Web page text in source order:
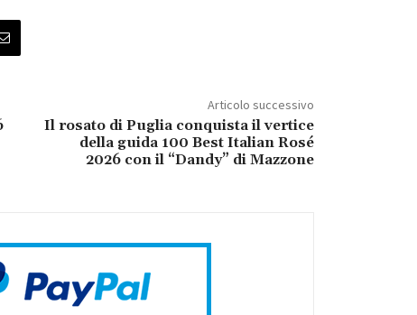
Articolo successivo
Il rosato di Puglia conquista il vertice
della guida 100 Best Italian Rosé
2026 con il “Dandy” di Mazzone